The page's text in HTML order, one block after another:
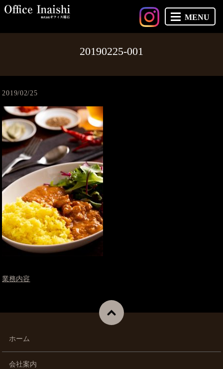
MENU
20190225-001
2019/02/25
業務内容
ホーム
会社案内